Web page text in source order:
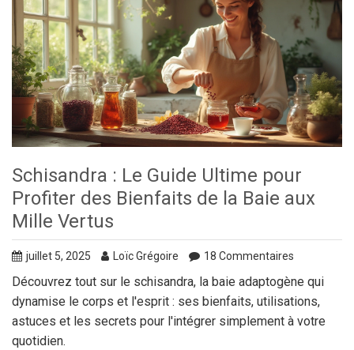
Schisandra : Le Guide Ultime pour
Profiter des Bienfaits de la Baie aux
Mille Vertus
juillet 5, 2025 Loïc Grégoire 18 Commentaires
Découvrez tout sur le schisandra, la baie adaptogène qui
dynamise le corps et l'esprit : ses bienfaits, utilisations,
astuces et les secrets pour l'intégrer simplement à votre
quotidien.